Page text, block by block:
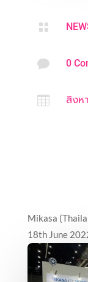

 0
 สิงห
Mikasa
18th June